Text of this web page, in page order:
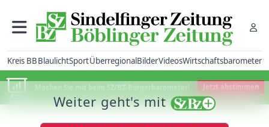
Kreis BBBlaulichtSportÜberregionalBilderVideosWirtschaftsbarometer
Machen Sie mit beim SZ/BZ-Bürgerbarometer! Jetzt abstimmen
Weiter geht's mit